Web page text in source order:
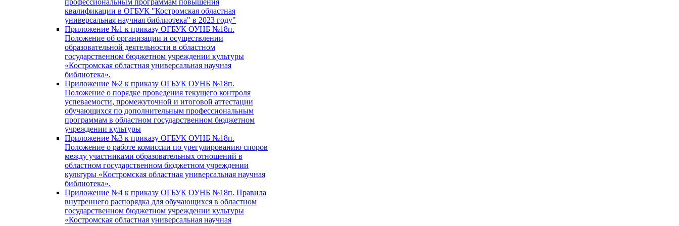
квалификации в ОГБУК "Костромская областная
универсальная научная библиотека" в 2023 году"
Приложение №1 к приказу ОГБУК ОУНБ №18п.
Положение об организации и осуществлении
образовательной деятельности в областном
государственном бюджетном учреждении культуры
«Костромская областная универсальная научная
библиотека».
Приложение №2 к приказу ОГБУК ОУНБ №18п.
Положение о порядке проведения текущего контроля
успеваемости, промежуточной и итоговой аттестации
обучающихся по дополнительным профессиональным
программам в областном государственном бюджетном
учреждении культуры
Приложение №3 к приказу ОГБУК ОУНБ №18п.
Положение о работе комиссии по урегулированию споров
между участниками образовательных отношений в
областном государственном бюджетном учреждении
культуры «Костромская областная универсальная научная
библиотека».
Приложение №4 к приказу ОГБУК ОУНБ №18п. Правила
внутреннего распорядка для обучающихся в областном
государственном бюджетном учреждении культуры
«Костромская областная универсальная научная